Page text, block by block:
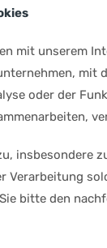
mit unserem
mit
oder der
insbesondere
Verarbeitung
bitte den